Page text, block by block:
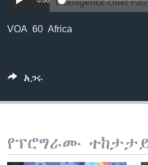
VOA 60 Africa
አጋሩ
የፕሮግራሙ